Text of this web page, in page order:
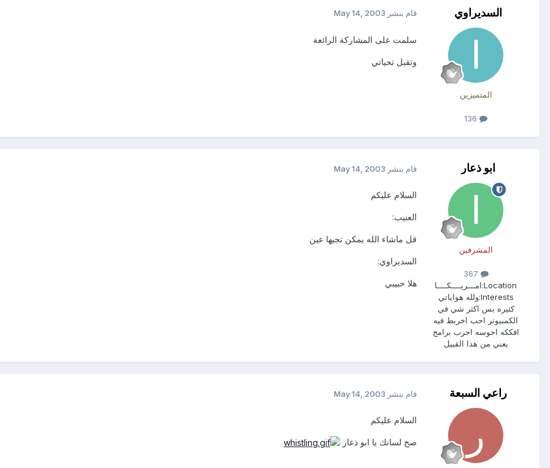
السديراوي
المتميزين
قام بنشر May 14, 2003
سلمت على المشاركة الرائعة
وتقبل تحياتي
ابو ذعار
المشرفين
Location: امـــريــــكــــا
Interests: ولله هواياتي
كثيره بس اكثر شي في
الكمبيوتر احب اخربط فيه
افككه احوسه اجرب برامج
يعني من هذا القبيل
قام بنشر May 14, 2003
السلام عليكم
العنيب:
قل ماشاء الله يمكن تجيها عين
السديراوي:
هلا حبيبي
راعي السبعة قام بنشر May 14, 2003
السلام عليكم
صح لسانك يا ابو ذعار